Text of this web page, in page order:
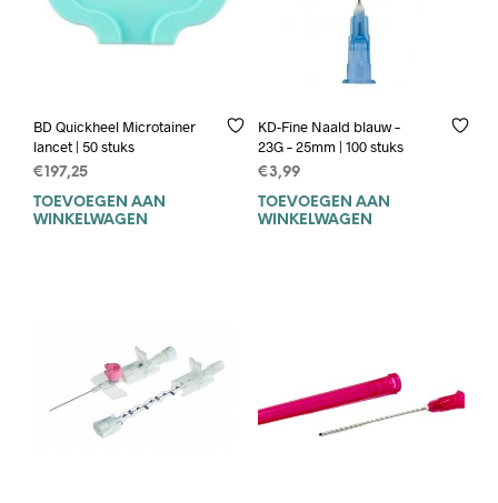
BD Quickheel Microtainer
lancet | 50 stuks
€ 197,25
TOEVOEGEN AAN
WINKELWAGEN
KD-Fine Naald blauw –
23G – 25mm | 100 stuks
€3,99
TOEVOEGEN AAN
WINKELWAGEN